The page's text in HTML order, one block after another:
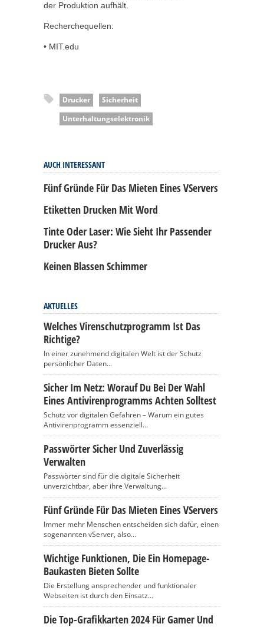
der Produktion aufhält.
Recherchequellen:
• MIT.edu
Drucker
Sicherheit
Unterhaltungselektronik
AUCH INTERESSANT
Fünf Gründe Für Das Mieten Eines VServers
Etiketten Drucken Mit Word
Tinte Oder Laser: Wie Sieht Ihr Passender
Drucker Aus?
Keinen Blassen Schimmer
AKTUELLES
Welches Virenschutzprogramm Ist Das
Richtige?
In einer zunehmend digitalen Welt ist der Schutz
persönlicher Daten...
Sicher Im Netz: Worauf Du Bei Der Wahl
Eines Antivirenprogramms Achten Solltest
Schutz vor digitalen Gefahren – Warum ein gutes
Antivirenprogramm essenziell...
Passwörter Sicher Und Zuverlässig
Verwalten
Passwörter sind für die digitale Sicherheit
unverzichtbar, aber ihre Verwaltung...
Fünf Gründe Für Das Mieten Eines VServers
Immer mehr Menschen entscheiden sich dafür, einen
sogenannten vServer, also...
Wichtige Funktionen, Die Ein Homepage-
Baukasten Bieten Sollte
Die Erstellung ansprechender und funktionaler
Webseiten ist durch den Einsatz...
Die Top-Grafikkarten 2024 Für Gamer Und